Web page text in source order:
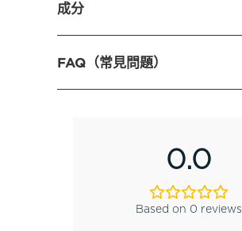
成分
FAQ（常見問題）
0.0
Based on 0 reviews